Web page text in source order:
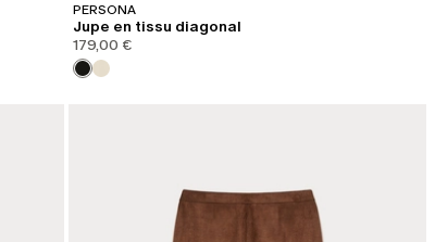
PERSONA
Jupe en tissu diagonal
179,00 €